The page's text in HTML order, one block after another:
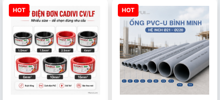
HOT HOT